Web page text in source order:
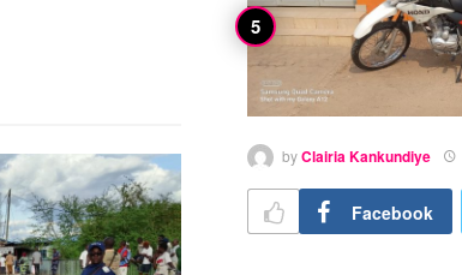
byClairia Kankundiye
Facebook